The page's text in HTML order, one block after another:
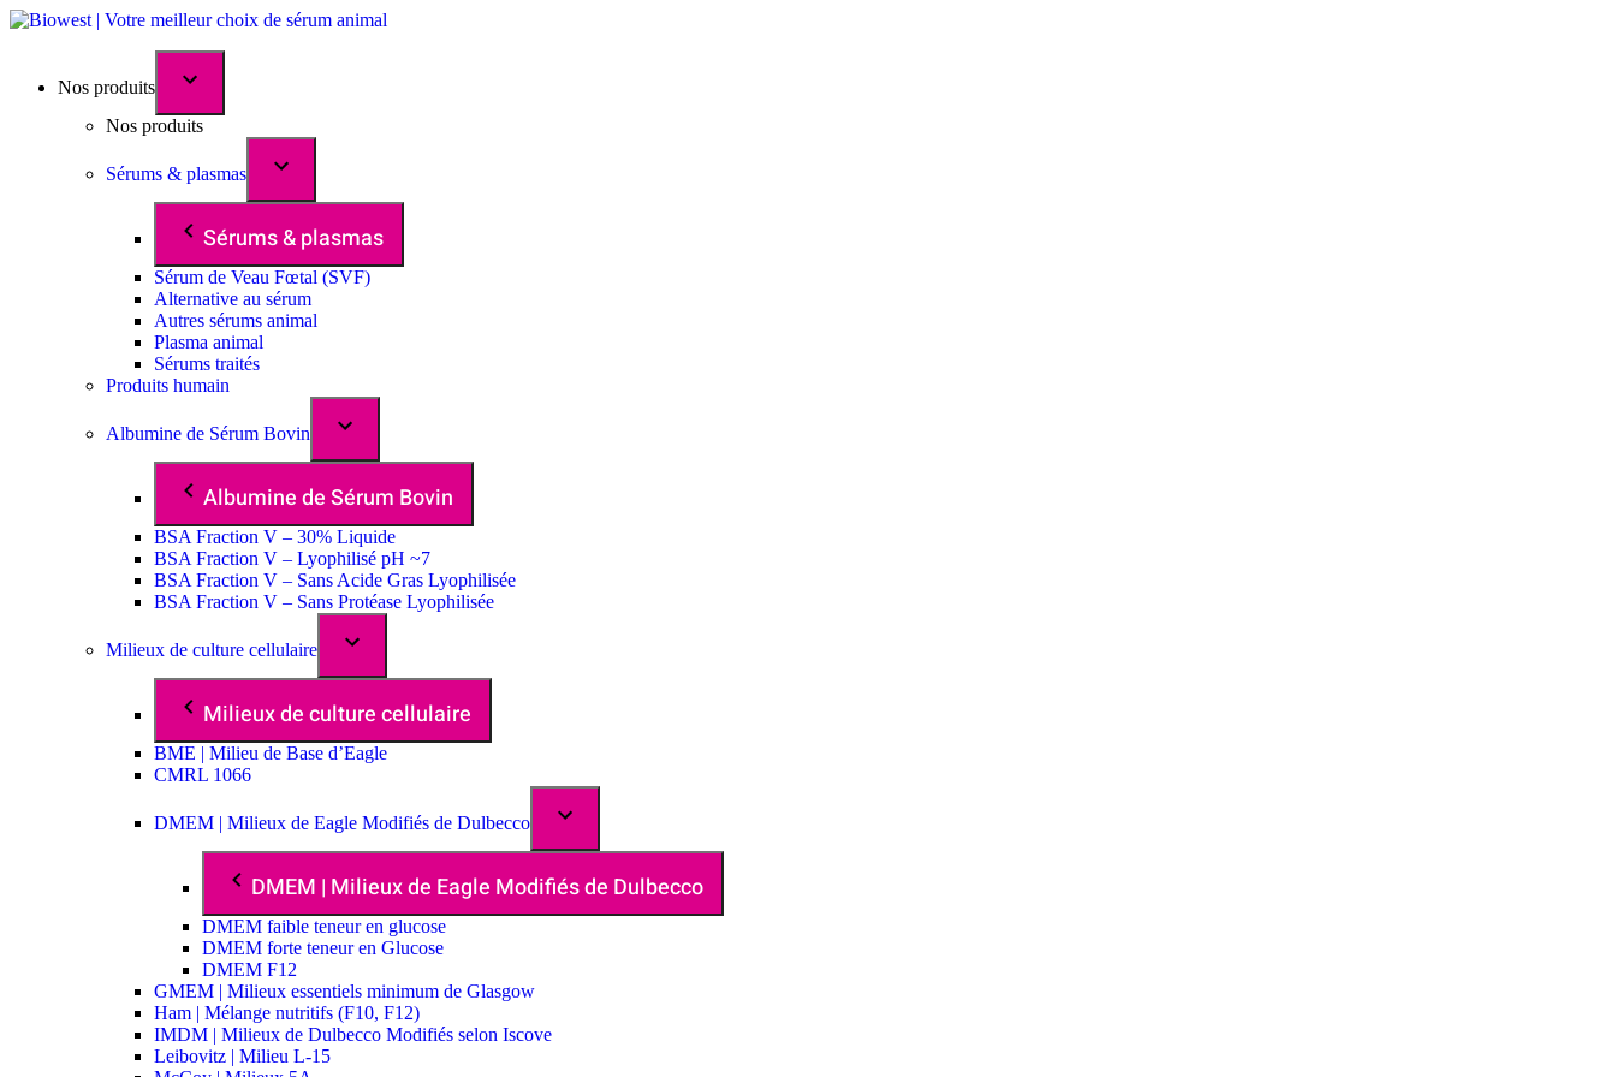
Nos produits
Nos produits
Sérums & plasmas
Sérums & plasmas
Sérum de Veau Fœtal (SVF)
Alternative au sérum
Autres sérums animal
Plasma animal
Sérums traités
Produits humain
Albumine de Sérum Bovin
Albumine de Sérum Bovin
BSA Fraction V – 30% Liquide
BSA Fraction V – Lyophilisé pH ~7
BSA Fraction V – Sans Acide Gras Lyophilisée
BSA Fraction V – Sans Protéase Lyophilisée
Milieux de culture cellulaire
Milieux de culture cellulaire
BME | Milieu de Base d’Eagle
CMRL 1066
DMEM | Milieux de Eagle Modifiés de Dulbecco
DMEM | Milieux de Eagle Modifiés de Dulbecco
DMEM faible teneur en glucose
DMEM forte teneur en Glucose
DMEM F12
GMEM | Milieux essentiels minimum de Glasgow
Ham | Mélange nutritifs (F10, F12)
IMDM | Milieux de Dulbecco Modifiés selon Iscove
Leibovitz | Milieu L-15